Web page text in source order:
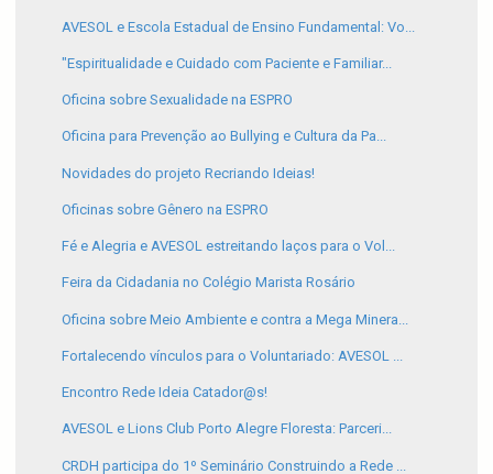
AVESOL e Escola Estadual de Ensino Fundamental: Vo...
"Espiritualidade e Cuidado com Paciente e Familiar...
Oficina sobre Sexualidade na ESPRO
Oficina para Prevenção ao Bullying e Cultura da Pa...
Novidades do projeto Recriando Ideias!
Oficinas sobre Gênero na ESPRO
Fé e Alegria e AVESOL estreitando laços para o Vol...
Feira da Cidadania no Colégio Marista Rosário
Oficina sobre Meio Ambiente e contra a Mega Minera...
Fortalecendo vínculos para o Voluntariado: AVESOL ...
Encontro Rede Ideia Catador@s!
AVESOL e Lions Club Porto Alegre Floresta: Parceri...
CRDH participa do 1º Seminário Construindo a Rede ...